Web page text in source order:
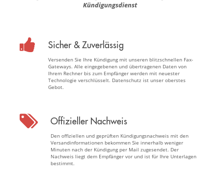
Kündigungsdienst
Sicher & Zuverlässig
Versenden Sie Ihre Kündigung mit unseren blitzschnellen Fax-
Gateways. Alle eingegebenen und übertragenen Daten von
Ihrem Rechner bis zum Empfänger werden mit neuester
Technologie verschlüsselt. Datenschutz ist unser oberstes
Gebot.
Offizieller Nachweis
Den offiziellen und geprüften Kündigungsnachweis mit den
Versandinformationen bekommen Sie innerhalb weniger
Minuten nach der Kündigung per Mail zugesendet. Der
Nachweis liegt dem Empfänger vor und ist für Ihre Unterlagen
bestimmt.